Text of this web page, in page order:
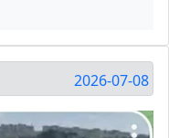
2026-07-08